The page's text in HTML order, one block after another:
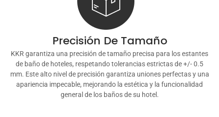
Precisión De Tamaño
KKR garantiza una precisión de tamaño precisa para los estantes
de baño de hoteles, respetando tolerancias estrictas de +/- 0.5
mm. Este alto nivel de precisión garantiza uniones perfectas y una
apariencia impecable, mejorando la estética y la funcionalidad
general de los baños de su hotel.